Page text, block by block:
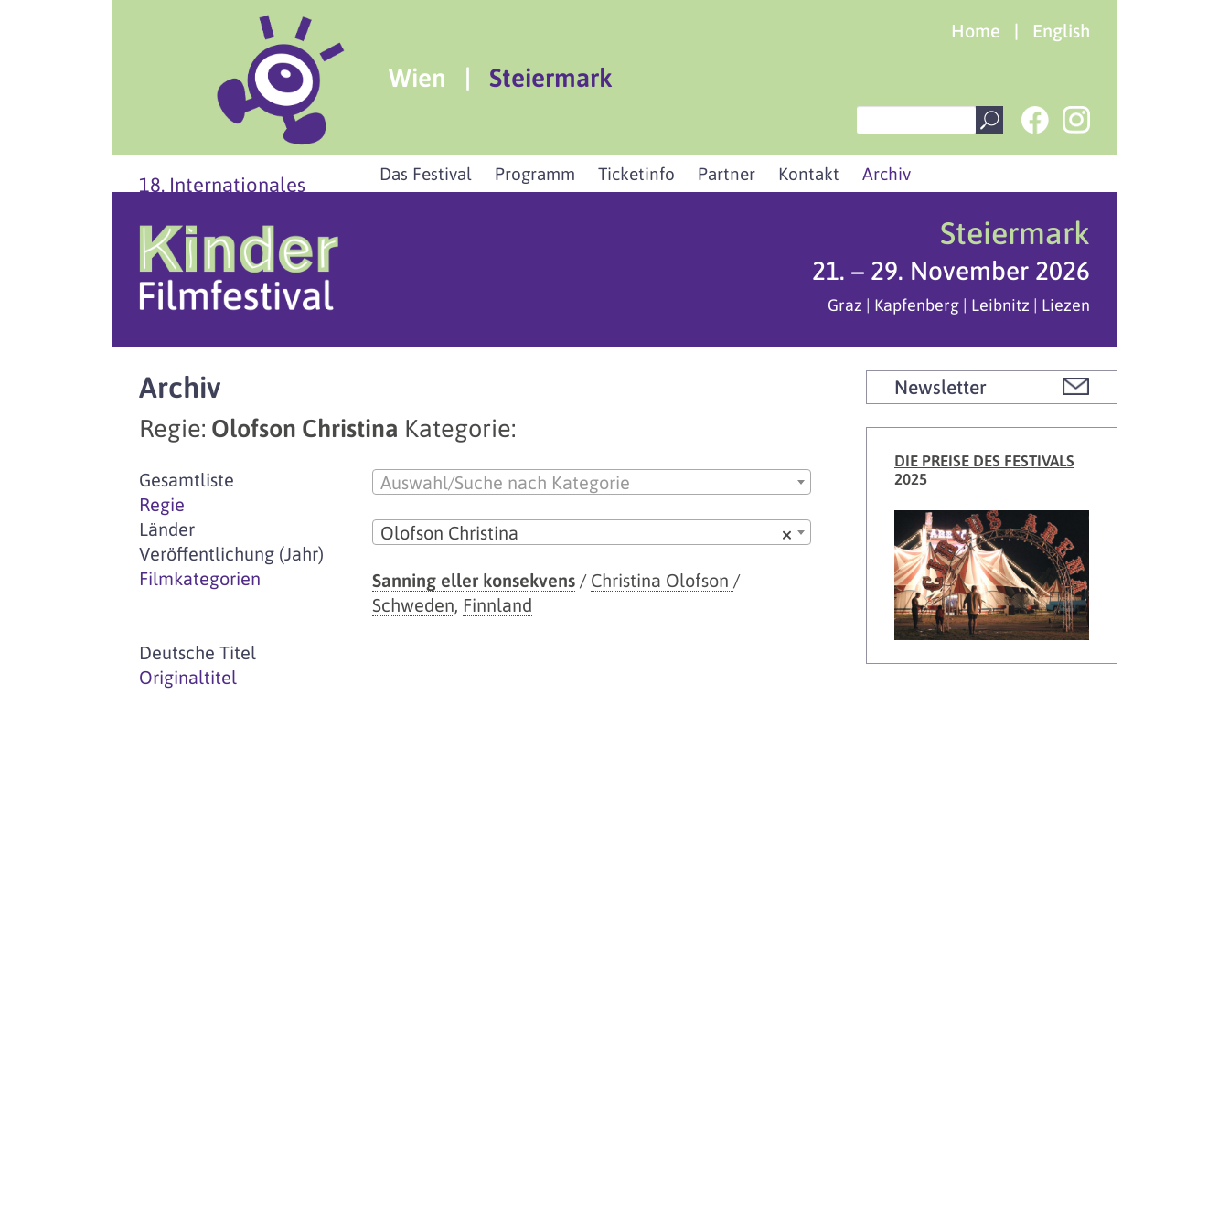
Home | English
Wien | Steiermark
18. Internationales Das Festival Programm Ticketinfo Partner Kontakt Archiv
Steiermark
21. – 29. November 2026
Graz | Kapfenberg | Leibnitz | Liezen
Archiv
Regie: Olofson Christina Kategorie:
Gesamtliste
Regie
Länder
Veröffentlichung (Jahr)
Filmkategorien
Deutsche Titel
Originaltitel
Auswahl/Suche nach Kategorie
×
Olofson Christina
Sanning eller konsekvens / Christina Olofson /
Schweden Finnland
Newsletter
DIE PREISE DES FESTIVALS
2025